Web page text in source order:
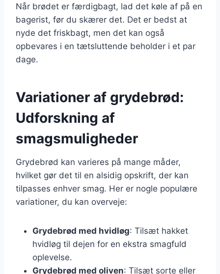
Når brødet er færdigbagt, lad det køle af på en
bagerist, før du skærer det. Det er bedst at
nyde det friskbagt, men det kan også
opbevares i en tætsluttende beholder i et par
dage.
Variationer af grydebrød:
Udforskning af
smagsmuligheder
Grydebrød kan varieres på mange måder,
hvilket gør det til en alsidig opskrift, der kan
tilpasses enhver smag. Her er nogle populære
variationer, du kan overveje:
Grydebrød med hvidløg: Tilsæt hakket
hvidløg til dejen for en ekstra smagfuld
oplevelse.
Grydebrød med oliven: Tilsæt sorte eller